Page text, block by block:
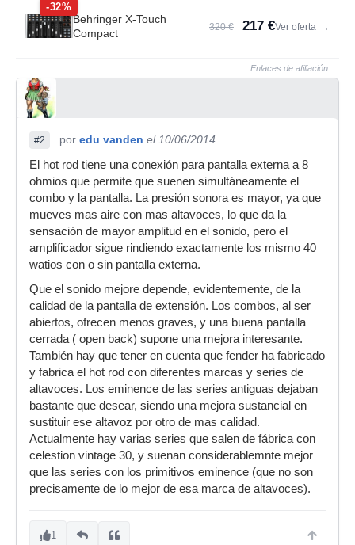
-32%
Behringer X-Touch
Compact
320 € 217 €Ver oferta →
Enlaces de afiliación
#2 por edu vanden el 10/06/2014
El hot rod tiene una conexión para pantalla externa a 8
ohmios que permite que suenen simultáneamente el
combo y la pantalla. La presión sonora es mayor, ya que
mueves mas aire con mas altavoces, lo que da la
sensación de mayor amplitud en el sonido, pero el
amplificador sigue rindiendo exactamente los mismo 40
watios con o sin pantalla externa.
Que el sonido mejore depende, evidentemente, de la
calidad de la pantalla de extensión. Los combos, al ser
abiertos, ofrecen menos graves, y una buena pantalla
cerrada ( open back) supone una mejora interesante.
También hay que tener en cuenta que fender ha fabricado
y fabrica el hot rod con diferentes marcas y series de
altavoces. Los eminence de las series antiguas dejaban
bastante que desear, siendo una mejora sustancial en
sustituir ese altavoz por otro de mas calidad.
Actualmente hay varias series que salen de fábrica con
celestion vintage 30, y suenan considerablemnte mejor
que las series con los primitivos eminence (que no son
precisamente de lo mejor de esa marca de altavoces).
1